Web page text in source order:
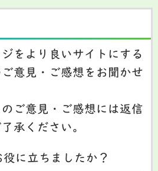
をより良いサイトにする
意見・ご感想をお聞かせ
ご意見・ご感想には返信
承ください。
に立ちましたか？